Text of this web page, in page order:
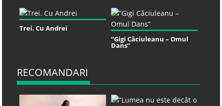
Trei. Cu Andrei
“Gigi Căciuleanu – Omul
Dans”
RECOMANDARI